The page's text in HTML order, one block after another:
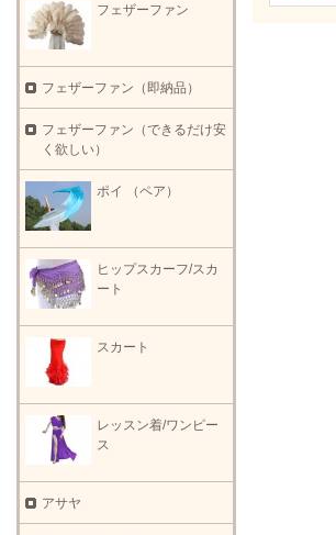
フェザーファン
フェザーファン（即納品）
フェザーファン（できるだけ安
く欲しい）
ポイ （ペア）
ヒップスカーフ/スカ
ート
スカート
レッスン着/ワンピー
ス
アサヤ